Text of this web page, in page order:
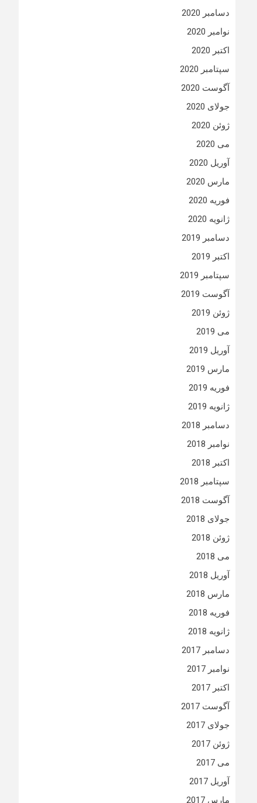
دسامبر 2020
نوامبر 2020
اکتبر 2020
سپتامبر 2020
آگوست 2020
جولای 2020
ژوئن 2020
می 2020
آوریل 2020
مارس 2020
فوریه 2020
ژانویه 2020
دسامبر 2019
اکتبر 2019
سپتامبر 2019
آگوست 2019
ژوئن 2019
می 2019
آوریل 2019
مارس 2019
فوریه 2019
ژانویه 2019
دسامبر 2018
نوامبر 2018
اکتبر 2018
سپتامبر 2018
آگوست 2018
جولای 2018
ژوئن 2018
می 2018
آوریل 2018
مارس 2018
فوریه 2018
ژانویه 2018
دسامبر 2017
نوامبر 2017
اکتبر 2017
آگوست 2017
جولای 2017
ژوئن 2017
می 2017
آوریل 2017
مارس 2017